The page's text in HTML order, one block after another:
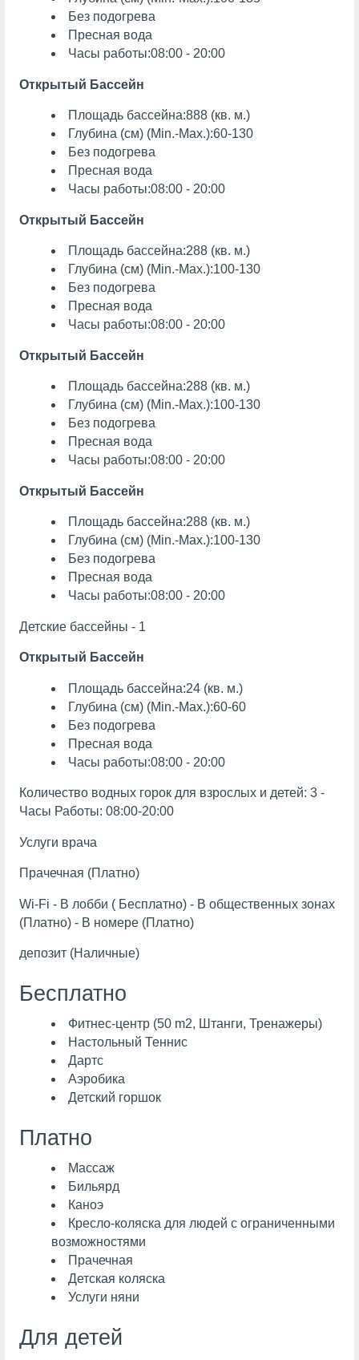
Без подогрева
Пресная вода
Часы работы:08:00 - 20:00
Открытый Бассейн
Площадь бассейна:888 (кв. м.)
Глубина (см) (Min.-Max.):60-130
Без подогрева
Пресная вода
Часы работы:08:00 - 20:00
Открытый Бассейн
Площадь бассейна:288 (кв. м.)
Глубина (см) (Min.-Max.):100-130
Без подогрева
Пресная вода
Часы работы:08:00 - 20:00
Открытый Бассейн
Площадь бассейна:288 (кв. м.)
Глубина (см) (Min.-Max.):100-130
Без подогрева
Пресная вода
Часы работы:08:00 - 20:00
Открытый Бассейн
Площадь бассейна:288 (кв. м.)
Глубина (см) (Min.-Max.):100-130
Без подогрева
Пресная вода
Часы работы:08:00 - 20:00
Детские бассейны - 1
Открытый Бассейн
Площадь бассейна:24 (кв. м.)
Глубина (см) (Min.-Max.):60-60
Без подогрева
Пресная вода
Часы работы:08:00 - 20:00
Количество водных горок для взрослых и детей: 3 -
Часы Работы: 08:00-20:00
Услуги врача
Прачечная (Платно)
Wi-Fi - В лобби ( Бесплатно) - В общественных зонах
(Платно) - В номере (Платно)
депозит (Наличные)
Бесплатно
Фитнес-центр (50 m2, Штанги, Тренажеры)
Настольный Теннис
Дартс
Аэробика
Детский горшок
Платно
Массаж
Бильярд
Каноэ
Кресло-коляска для людей с ограниченными
возможностями
Прачечная
Детская коляска
Услуги няни
Для детей